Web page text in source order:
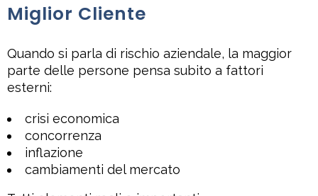
Miglior Cliente
Quando si parla di rischio aziendale, la maggior
parte delle persone pensa subito a fattori
esterni:
crisi economica
concorrenza
inflazione
cambiamenti del mercato